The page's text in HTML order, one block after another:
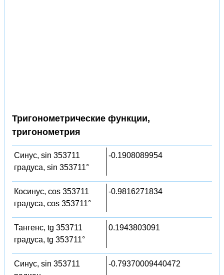
Тригонометрические функции,
тригонометрия
Синус, sin 353711
градуса, sin 353711°
-0.1908089954
Косинус, cos 353711
градуса, cos 353711°
-0.9816271834
Тангенс, tg 353711
градуса, tg 353711°
0.1943803091
Синус, sin 353711
-0.79370009440472